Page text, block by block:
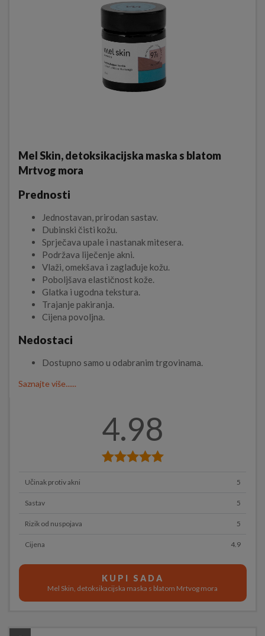
Mel Skin, detoksikacijska maska s blatom
Mrtvog mora
Prednosti
Jednostavan, prirodan sastav.
Dubinski čisti kožu.
Sprječava upale i nastanak mitesera.
Podržava liječenje akni.
Vlaži, omekšava i zaglađuje kožu.
Poboljšava elastičnost kože.
Glatka i ugodna tekstura.
Trajanje pakiranja.
Cijena povoljna.
Nedostaci
Dostupno samo u odabranim trgovinama.
Saznajte više......
4.98
Učinak protiv akni 5
Sastav 5
Rizik od nuspojava 5
Cijena 4.9
KUPI SADA
Mel Skin, detoksikacijska maska s blatom Mrtvog mora